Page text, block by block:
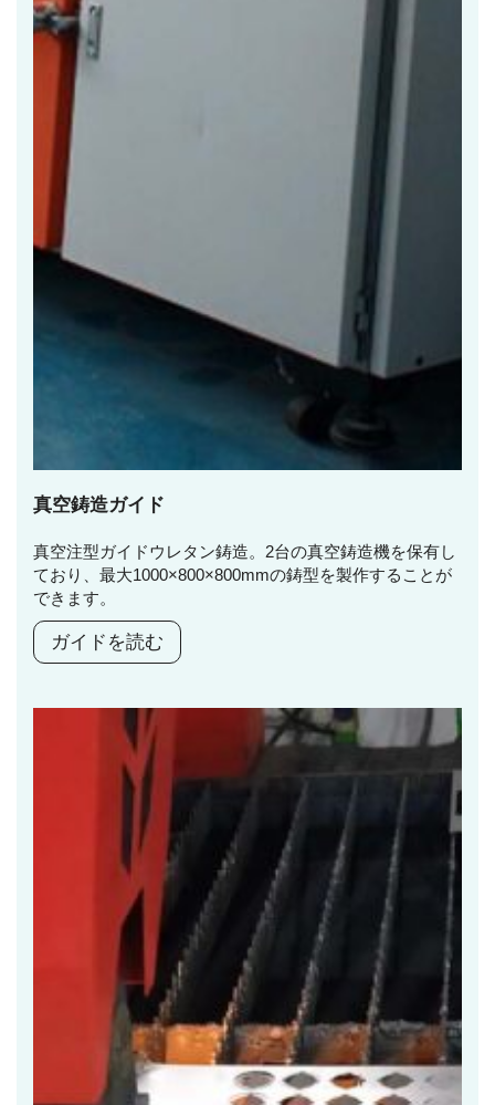
真空鋳造ガイド
真空注型ガイドウレタン鋳造。2台の真空鋳造機を保有し
ており、最大1000×800×800mmの鋳型を製作することが
できます。
ガイドを読む